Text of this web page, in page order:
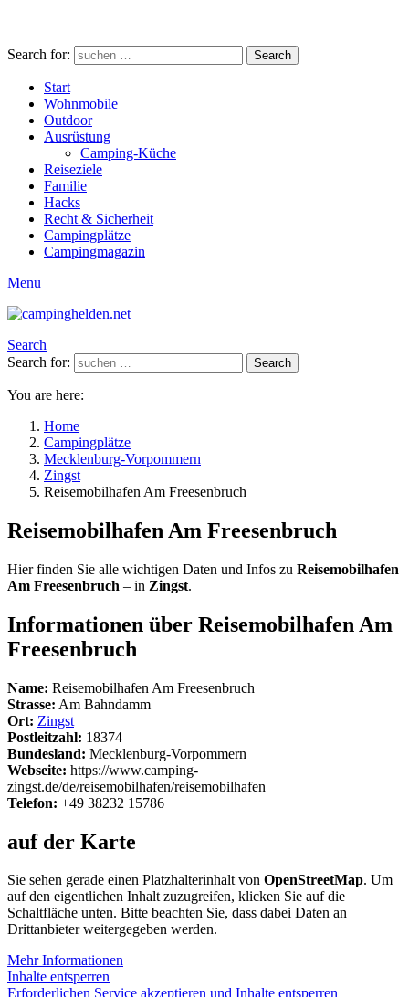
Search for: Search
Start
Wohnmobile
Outdoor
Ausrüstung
Camping-Küche
Reiseziele
Familie
Hacks
Recht & Sicherheit
Campingplätze
Campingmagazin
Menu
Search
Search for:
Search
You are here:
Home
Campingplätze
Mecklenburg-Vorpommern
Zingst
Reisemobilhafen Am Freesenbruch
Reisemobilhafen Am Freesenbruch
Hier finden Sie alle wichtigen Daten und Infos zu Reisemobilhafen
Am Freesenbruch – in Zingst.
Informationen über Reisemobilhafen Am
Freesenbruch
Name: Reisemobilhafen Am Freesenbruch
Strasse: Am Bahndamm
Ort: Zingst
Postleitzahl: 18374
Bundesland: Mecklenburg-Vorpommern
Webseite: https://www.camping-
zingst.de/de/reisemobilhafen/reisemobilhafen
Telefon: +49 38232 15786
auf der Karte
Sie sehen gerade einen Platzhalterinhalt von OpenStreetMap. Um
auf den eigentlichen Inhalt zuzugreifen, klicken Sie auf die
Schaltfläche unten. Bitte beachten Sie, dass dabei Daten an
Drittanbieter weitergegeben werden.
Mehr Informationen
Inhalte entsperren
Erforderlichen Service akzeptieren und Inhalte entsperren